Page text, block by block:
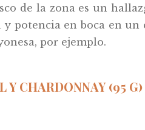
de la zona es un
potencia en boca en un
por ejemplo.
Y CHARDONNAY (95 G)